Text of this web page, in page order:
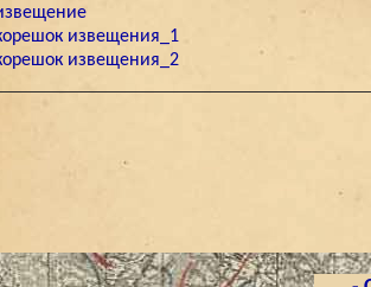
извещения_1
извещения_2